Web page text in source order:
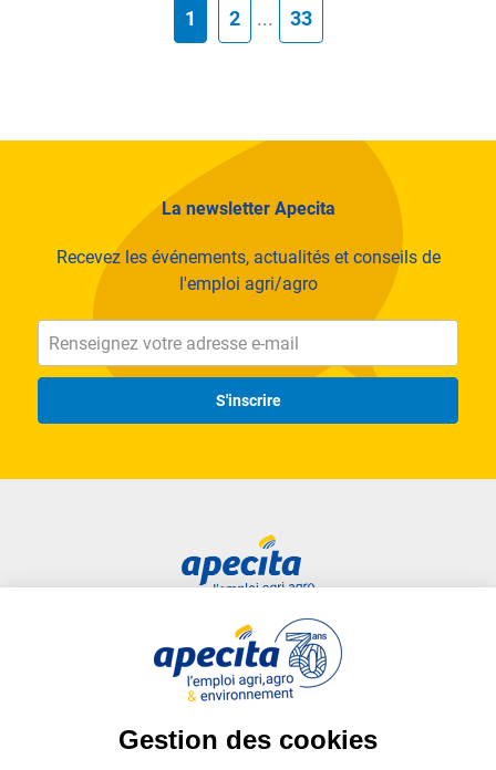
1 2 ... 33
La newsletter Apecita
Recevez les événements, actualités et conseils de
l'emploi agri/agro
S'inscrire
Liens utiles
Plan du site